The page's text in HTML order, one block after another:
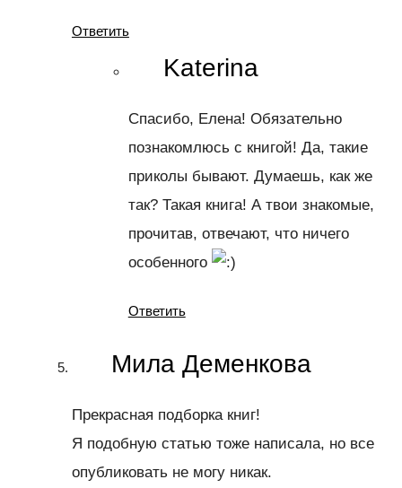
Ответить
Katerina
Спасибо, Елена! Обязательно
познакомлюсь с книгой! Да, такие
приколы бывают. Думаешь, как же
так? Такая книга! А твои знакомые,
прочитав, отвечают, что ничего
особенного
Ответить
Мила Деменкова
Прекрасная подборка книг!
Я подобную статью тоже написала, но все
опубликовать не могу никак.